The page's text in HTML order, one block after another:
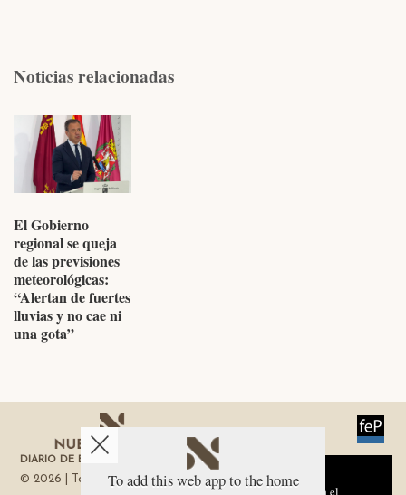
Noticias relacionadas
El Gobierno
regional se queja
de las previsiones
meteorológicas:
“Alertan de fuertes
lluvias y no cae ni
una gota”
DIARIO DE ECONOMÍA DE LA REGIÓN DE MURCIA
© 2026 | Todos los derechos reservados
To add this web app to the home
Aviso sobre el Uso de cookies:
Utilizamos cookies nuestras y de terceros para el